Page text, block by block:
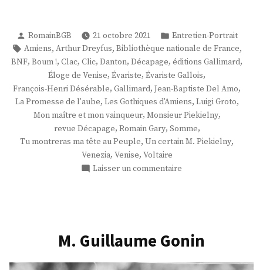
Publié
par
RomainBGB 21 octobre 2021
Publié
dans
Entretien-Portrait
Étiquettes :
Amiens, Arthur Dreyfus, Bibliothèque nationale de France,
BNF, Boum !, Clac, Clic, Danton, Décapage, éditions Gallimard,
Éloge de Venise, Évariste, Évariste Gallois,
François-Henri Désérable, Gallimard, Jean-Baptiste Del Amo,
La Promesse de l'aube, Les Gothiques d'Amiens, Luigi Groto,
Mon maître et mon vainqueur, Monsieur Piekielny,
revue Décapage, Romain Gary, Somme,
Tu montreras ma tête au Peuple, Un certain M. Piekielny,
Venezia, Venise, Voltaire
Laisser un commentaire
M. Guillaume Gonin